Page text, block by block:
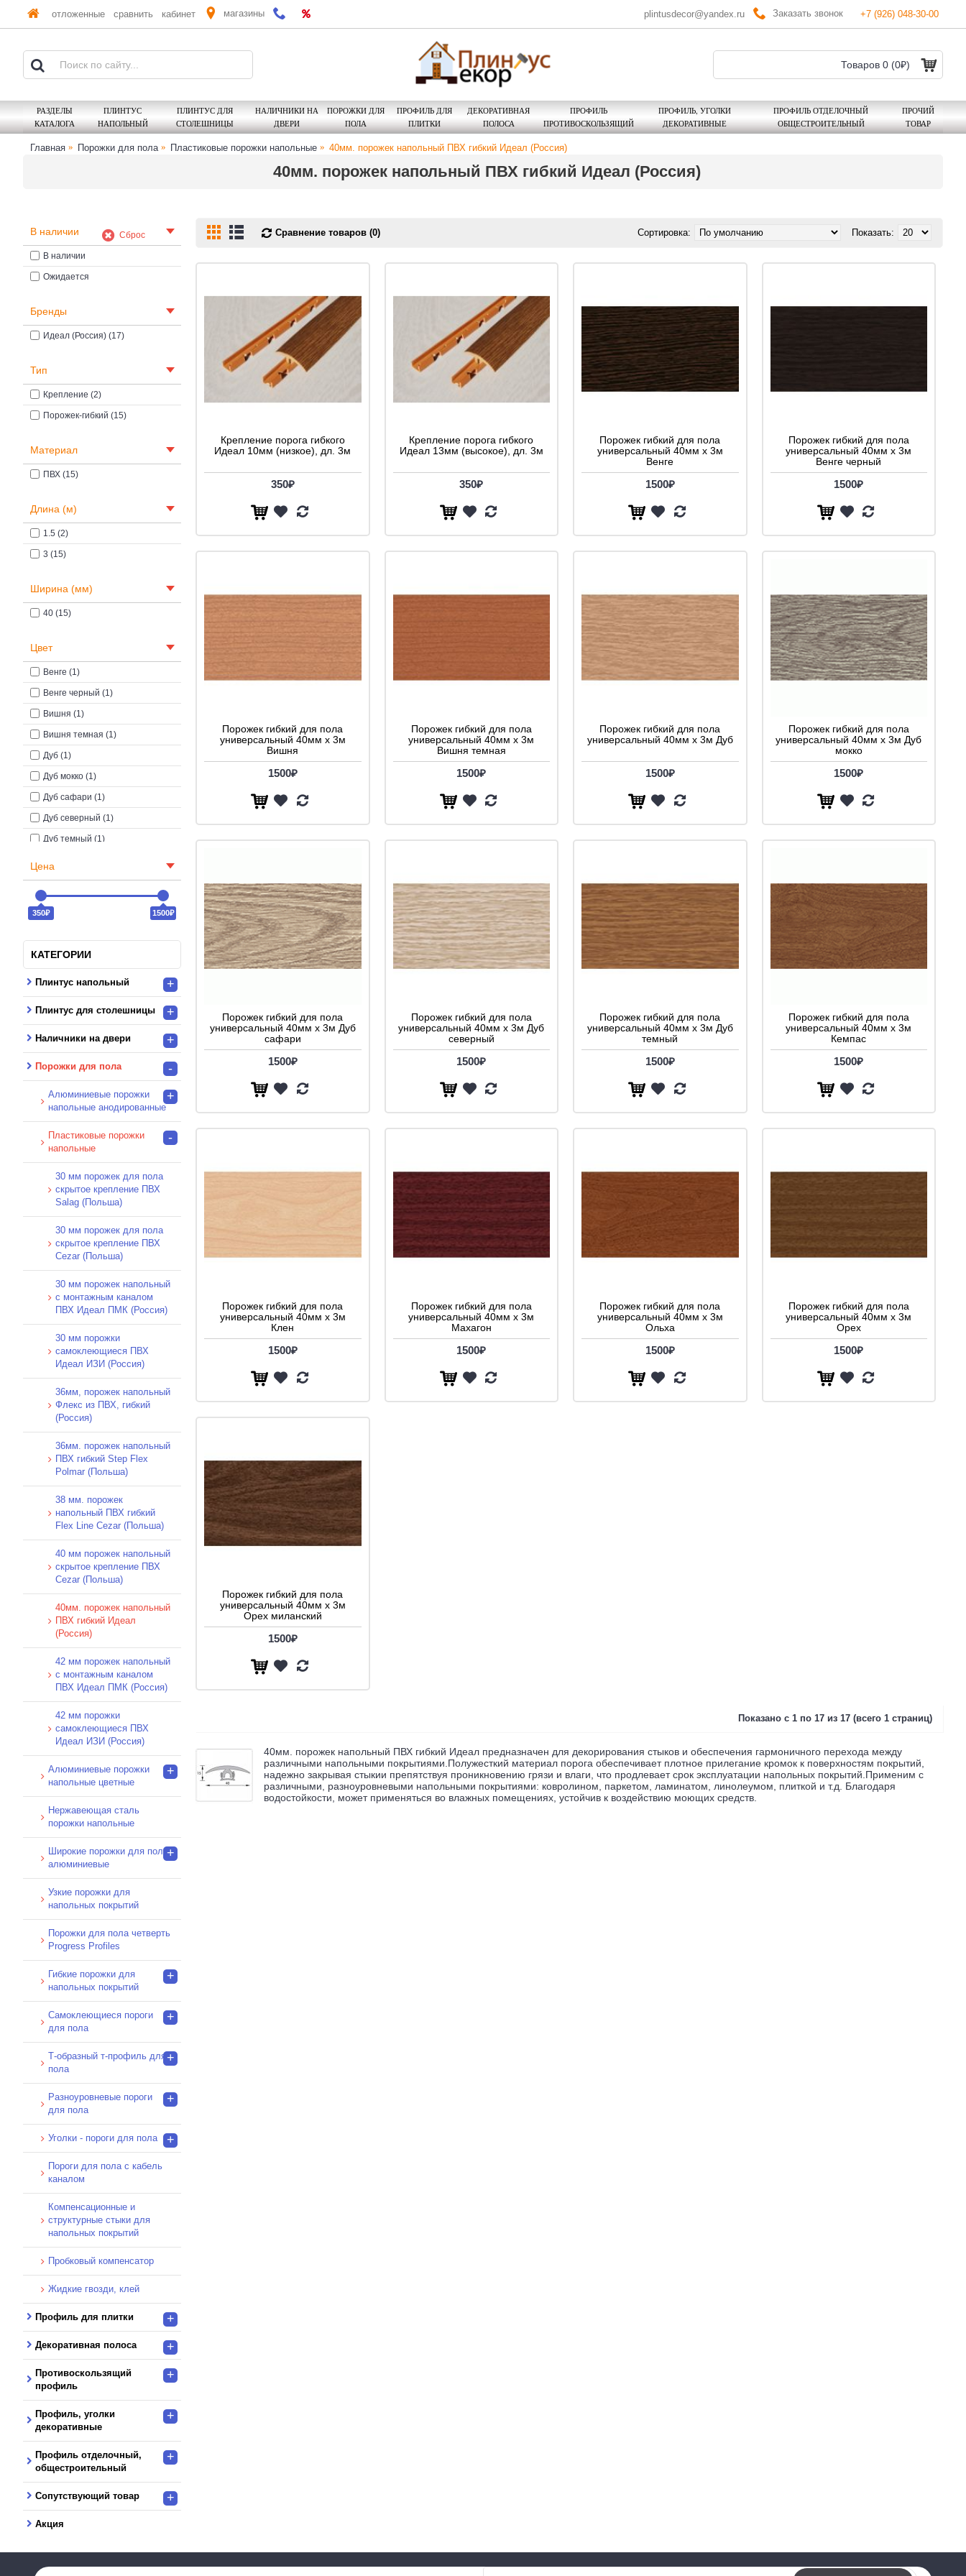
отложенные сравнить кабинет магазины plintusdecor@yandex.ru Заказать звонок +7 (926) 048-30-00
Товаров 0 (0₽)
РАЗДЕЛЫ
КАТАЛОГА
ПЛИНТУС
НАПОЛЬНЫЙ
ПЛИНТУС ДЛЯ
СТОЛЕШНИЦЫ
НАЛИЧНИКИ НА
ДВЕРИ
ПОРОЖКИ ДЛЯ
ПОЛА
ПРОФИЛЬ ДЛЯ
ПЛИТКИ
ДЕКОРАТИВНАЯ
ПОЛОСА
ПРОФИЛЬ
ПРОТИВОСКОЛЬЗЯЩИЙ
ПРОФИЛЬ, УГОЛКИ
ДЕКОРАТИВНЫЕ
ПРОФИЛЬ ОТДЕЛОЧНЫЙ
ОБЩЕСТРОИТЕЛЬНЫЙ
ПРОЧИЙ
ТОВАР
Главная Порожки для пола Пластиковые порожки напольные 40мм. порожек напольный ПВХ гибкий Идеал (Россия)
40мм. порожек напольный ПВХ гибкий Идеал (Россия)
Сброс
В наличии
В наличии
Ожидается
Бренды
Идеал (Россия) (17)
Тип
Крепление (2)
Порожек-гибкий (15)
Материал
ПВХ (15)
Длина (м)
1.5 (2)
3 (15)
Ширина (мм)
40 (15)
Цвет
Венге (1)
Венге черный (1)
Вишня (1)
Вишня темная (1)
Дуб (1)
Дуб мокко (1)
Дуб сафари (1)
Дуб северный (1)
Дуб темный (1)
Клен (1)
Махагон (1)
Ольха (1)
Орех (1)
Цена
350₽ 1500₽
КАТЕГОРИИ
Плинтус напольный +
Плинтус для столешницы +
Наличники на двери +
Порожки для пола -
Алюминиевые порожки
напольные анодированные
+
Пластиковые порожки
напольные
-
30 мм порожек для пола
скрытое крепление ПВХ
Salag (Польша)
30 мм порожек для пола
скрытое крепление ПВХ
Cezar (Польша)
30 мм порожек напольный
с монтажным каналом
ПВХ Идеал ПМК (Россия)
30 мм порожки
самоклеющиеся ПВХ
Идеал ИЗИ (Россия)
36мм, порожек напольный
Флекс из ПВХ, гибкий
(Россия)
36мм. порожек напольный
ПВХ гибкий Step Flex
Polmar (Польша)
38 мм. порожек
напольный ПВХ гибкий
Flex Line Cezar (Польша)
40 мм порожек напольный
скрытое крепление ПВХ
Cezar (Польша)
40мм. порожек напольный
ПВХ гибкий Идеал
(Россия)
42 мм порожек напольный
с монтажным каналом
ПВХ Идеал ПМК (Россия)
42 мм порожки
самоклеющиеся ПВХ
Идеал ИЗИ (Россия)
Алюминиевые порожки
напольные цветные
+
Нержавеющая сталь
порожки напольные
Широкие порожки для пола
алюминиевые
+
Узкие порожки для
напольных покрытий
Порожки для пола четверть
Progress Profiles
Гибкие порожки для
напольных покрытий
+
Самоклеющиеся пороги
для пола
+
Т-образный т-профиль для
пола
+
Разноуровневые пороги
для пола
+
Уголки - пороги для пола +
Пороги для пола с кабель
каналом
Компенсационные и
структурные стыки для
напольных покрытий
Пробковый компенсатор
Жидкие гвозди, клей
Профиль для плитки +
Декоративная полоса +
Противоскользящий
профиль
+
Профиль, уголки
декоративные
+
Профиль отделочный,
общестроительный
+
Сопутствующий товар +
Акция
Сравнение товаров (0) Показать:
Сортировка:
Крепление порога гибкого
Идеал 10мм (низкое), дл. 3м
350₽
Крепление порога гибкого
Идеал 13мм (высокое), дл. 3м
350₽
Порожек гибкий для пола
универсальный 40мм х 3м
Венге
1500₽
Порожек гибкий для пола
универсальный 40мм х 3м
Венге черный
1500₽
Порожек гибкий для пола
универсальный 40мм х 3м
Вишня
1500₽
Порожек гибкий для пола
универсальный 40мм х 3м
Вишня темная
1500₽
Порожек гибкий для пола
универсальный 40мм х 3м Дуб
1500₽
Порожек гибкий для пола
универсальный 40мм х 3м Дуб
мокко
1500₽
Порожек гибкий для пола
универсальный 40мм х 3м Дуб
сафари
1500₽
Порожек гибкий для пола
универсальный 40мм х 3м Дуб
северный
1500₽
Порожек гибкий для пола
универсальный 40мм х 3м Дуб
темный
1500₽
Порожек гибкий для пола
универсальный 40мм х 3м
Кемпас
1500₽
Порожек гибкий для пола
универсальный 40мм х 3м
Клен
1500₽
Порожек гибкий для пола
универсальный 40мм х 3м
Махагон
1500₽
Порожек гибкий для пола
универсальный 40мм х 3м
Ольха
1500₽
Порожек гибкий для пола
универсальный 40мм х 3м
Орех
1500₽
Порожек гибкий для пола
универсальный 40мм х 3м
Орех миланский
1500₽
Показано с 1 по 17 из 17 (всего 1 страниц)
40мм. порожек напольный ПВХ гибкий Идеал предназначен для декорирования стыков и обеспечения гармоничного перехода между
различными напольными покрытиями. Полужесткий материал порога обеспечивает плотное прилегание кромок к поверхностям покрытий,
надежно закрывая стыкии препятствуя проникновению грязи и влаги, что продлевает срок эксплуатации напольных покрытий. Применим с
различными, разноуровневыми напольными покрытиями: ковролином, паркетом, ламинатом, линолеумом, плиткой и т.д. Благодаря
водостойкости, может применяться во влажных помещениях, устойчив к воздействию моющих средств.